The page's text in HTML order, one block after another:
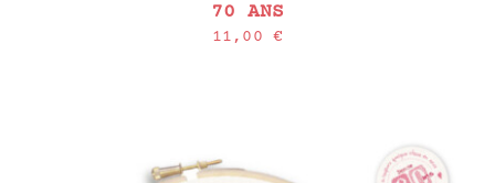
70 ANS
11,00€